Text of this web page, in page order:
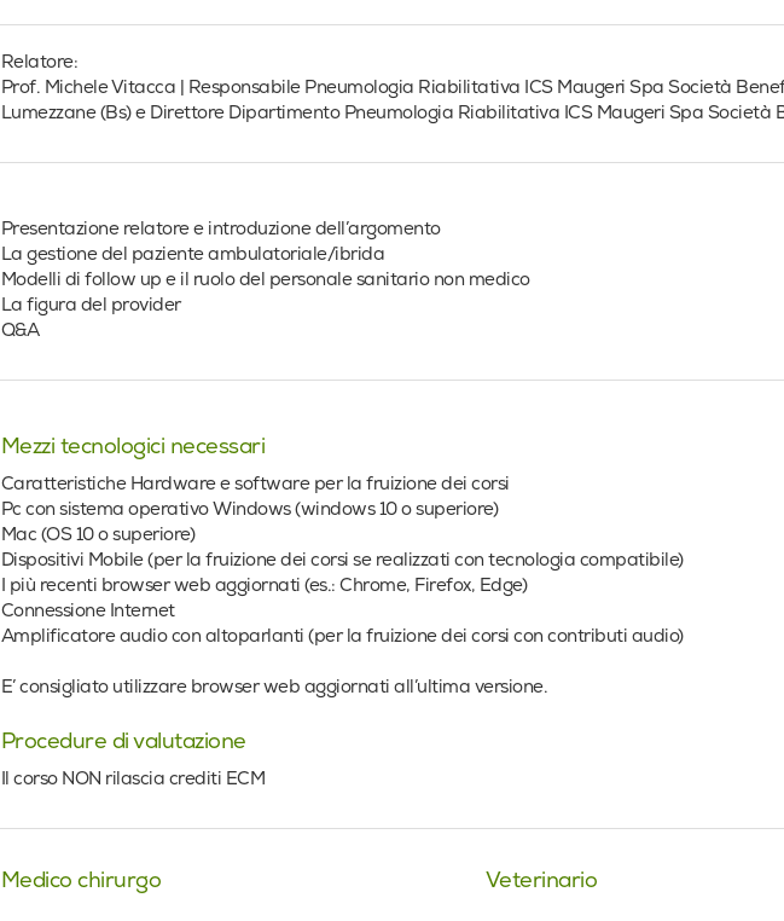
Relatore:
Prof. Michele Vitacca | Responsabile Pneumologia Riabilitativa ICS Maugeri Spa Società
Lumezzane (Bs) e Direttore Dipartimento Pneumologia Riabilitativa ICS Maugeri Spa Società
Presentazione relatore e introduzione dell’argomento
La gestione del paziente ambulatoriale/ibrida
Modelli di follow up e il ruolo del personale sanitario non medico
La figura del provider
Q&A
Mezzi tecnologici necessari
Caratteristiche Hardware e software per la fruizione dei corsi
Pc con sistema operativo Windows (windows 10 o superiore)
Mac (OS 10 o superiore)
Dispositivi Mobile (per la fruizione dei corsi se realizzati con tecnologia compatibile)
I più recenti browser web aggiornati (es.: Chrome, Firefox, Edge)
Connessione Internet
Amplificatore audio con altoparlanti (per la fruizione dei corsi con contributi audio)
E’ consigliato utilizzare browser web aggiornati all’ultima versione.
Procedure di valutazione
Il corso NON rilascia crediti ECM
Medico chirurgo Veterinario